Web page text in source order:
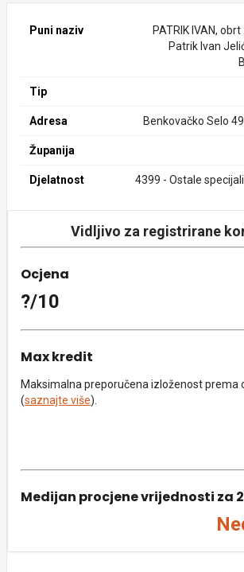
Puni naziv
PATRIK IVAN,
Patrik Ivan
Tip
Adresa Benkovačko Selo
Županija
Djelatnost
4399 - Ostale
Vidljivo za registrirane
Ocjena
?/10
Max kredit
Maksimalna preporučena izloženost prema
(saznajte više).
Medijan procjene vrijednosti za